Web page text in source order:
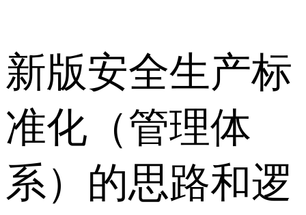
新版安全生产标
准化（管理体
系）的思路和逻